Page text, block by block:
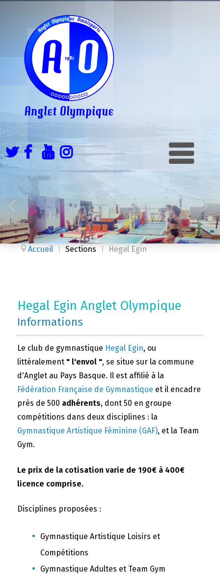
Accueil Sections Hegal Egin
Hegal Egin Anglet Olympique
Informations
Le club de gymnastique Hegal Egin, ou
littéralement " l'envol ", se situe sur la commune
d'Anglet au Pays Basque. Il est affilié à la
Fédération Française de Gymnastique et il encadre
près de 500 adhérents, dont 50 en groupe
compétitions dans deux disciplines : la
Gymnastique Artistique Féminine (GAF), et la Team
Gym.
Le prix de la cotisation varie de 190€ à 400€
licence comprise.
Disciplines proposées :
Gymnastique Artistique Loisirs et
Compétitions
Gymnastique Adultes et Team Gym